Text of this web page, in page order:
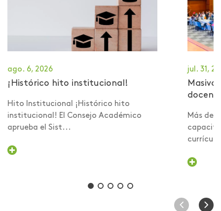
ago. 6, 2026
¡Histórico hito institucional!
Hito Institucional ¡Histórico hito
institucional! El Consejo Académico
aprueba el Sist...
jul. 31,
Más de